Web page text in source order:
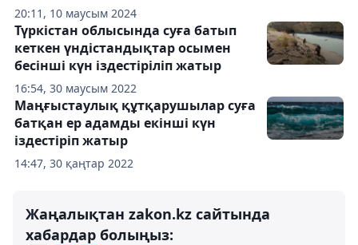
20:11, 10 маусым 2024
16:54, 30 маусым 2022
Түркістан облысында суға батып
кеткен үндістандықтар осымен
бесінші күн іздестіріліп жатыр
14:47, 30 қаңтар 2022
Маңғыстаулық құтқарушылар суға
батқан ер адамды екінші күн
іздестіріп жатыр
Жаңалықтан zakon.kz сайтында
хабардар болыңыз: